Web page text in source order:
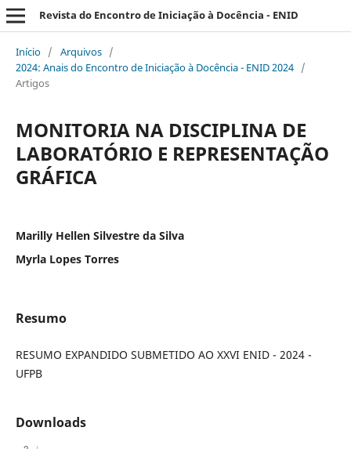
Revista do Encontro de Iniciação à Docência - ENID
Início / Arquivos /
2024: Anais do Encontro de Iniciação à Docência - ENID 2024 /
Artigos
MONITORIA NA DISCIPLINA DE
LABORATÓRIO E REPRESENTAÇÃO
GRÁFICA
Marilly Hellen Silvestre da Silva
Myrla Lopes Torres
Resumo
RESUMO EXPANDIDO SUBMETIDO AO XXVI ENID - 2024 -
UFPB
Downloads